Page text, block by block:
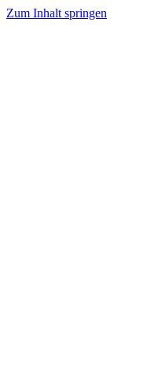
Zum Inhalt springen